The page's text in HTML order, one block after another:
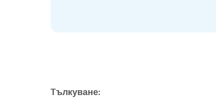
Tълкуване: